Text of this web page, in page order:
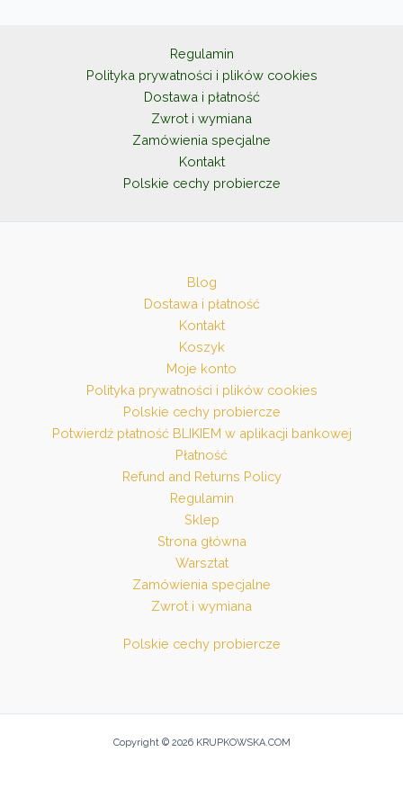
na
stronie
produktu
Regulamin
Polityka prywatności i plików cookies
Dostawa i płatność
Zwrot i wymiana
Zamówienia specjalne
Kontakt
Polskie cechy probiercze
Blog
Dostawa i płatność
Kontakt
Koszyk
Moje konto
Polityka prywatności i plików cookies
Polskie cechy probiercze
Potwierdź płatność BLIKIEM w aplikacji bankowej
Płatność
Refund and Returns Policy
Regulamin
Sklep
Strona główna
Warsztat
Zamówienia specjalne
Zwrot i wymiana
Polskie cechy probiercze
Copyright © 2026 KRUPKOWSKA.COM